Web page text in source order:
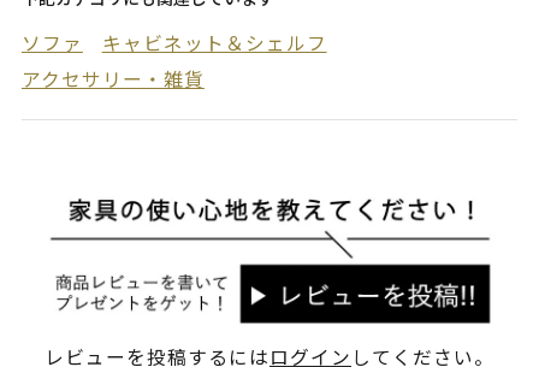
ソファ
キャビネット＆シェルフ
アクセサリー・雑貨
レビューを投稿するにはログイン してください。